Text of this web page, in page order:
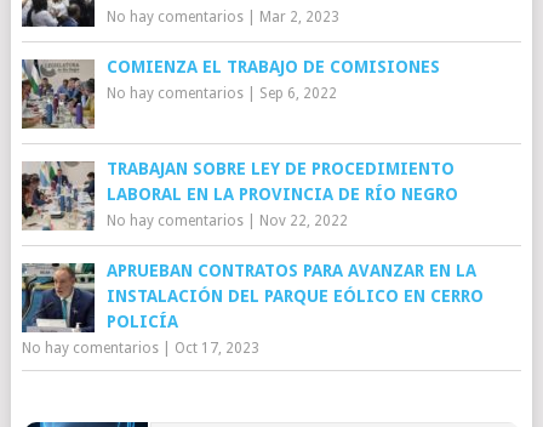
No hay comentarios| Mar 2, 2023
COMIENZA EL TRABAJO DE COMISIONES
No hay comentarios| Sep 6, 2022
TRABAJAN SOBRE LEY DE PROCEDIMIENTO
LABORAL EN LA PROVINCIA DE RÍO NEGRO
No hay comentarios| Nov 22, 2022
APRUEBAN CONTRATOS PARA AVANZAR EN LA
INSTALACIÓN DEL PARQUE EÓLICO EN CERRO
POLICÍA
No hay comentarios| Oct 17, 2023